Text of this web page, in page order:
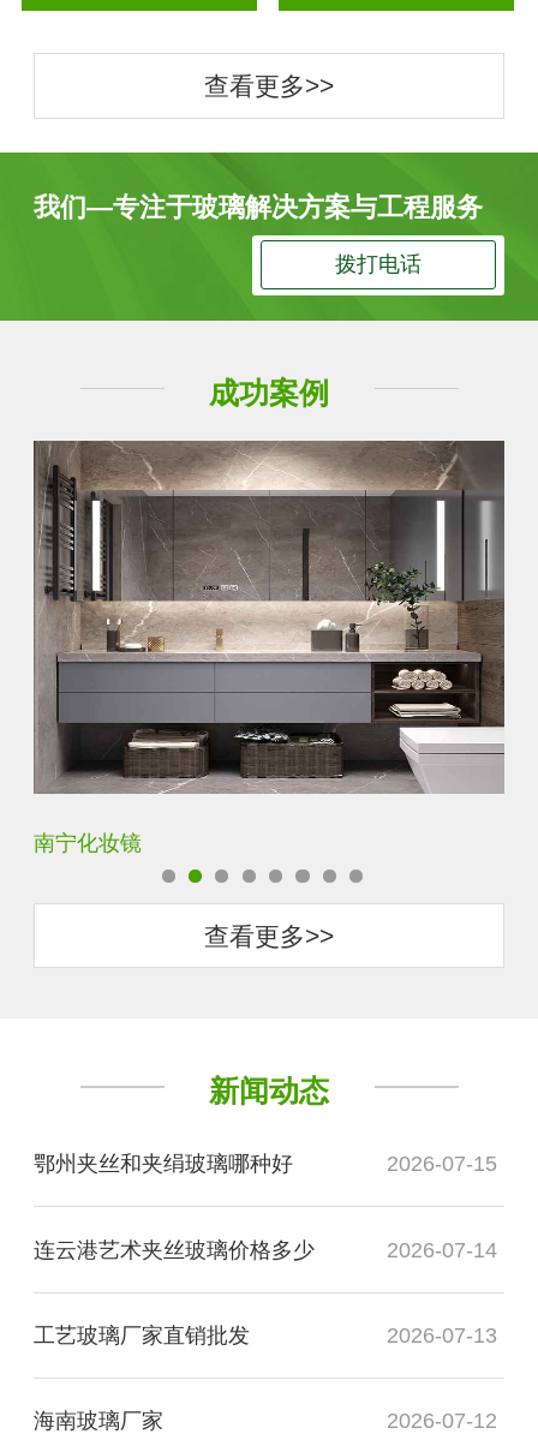
查看更多>>
我们—专注于玻璃解决方案与工程服务
拨打电话
成功案例
商丘智能卫浴镜
查看更多>>
新闻动态
鄂州夹丝和夹绢玻璃哪种好 2026-07-15
连云港艺术夹丝玻璃价格多少 2026-07-14
工艺玻璃厂家直销批发 2026-07-13
海南玻璃厂家 2026-07-12